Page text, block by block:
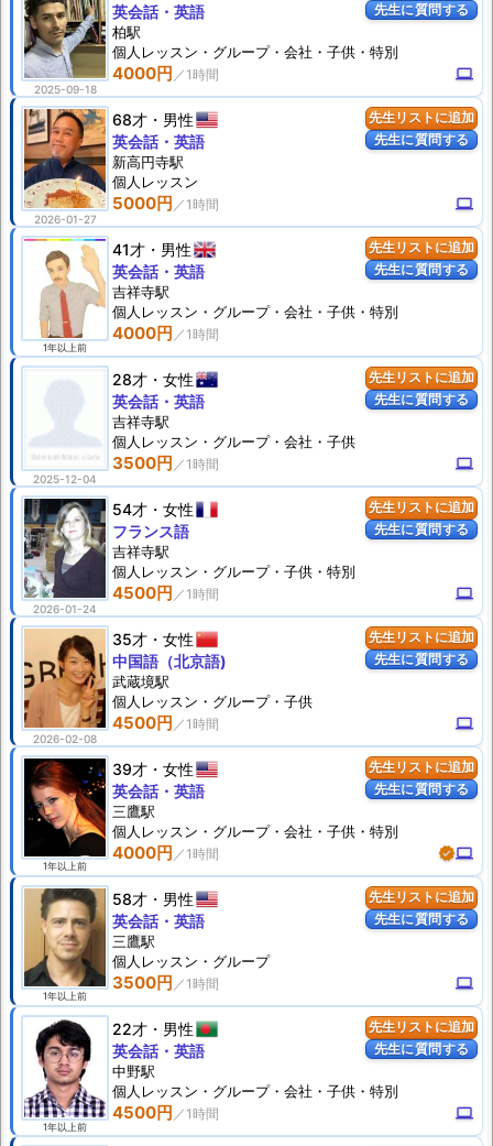
先生に質問する
2025-09-18
4000円 computer
英会話・英語
柏駅
個人 レッスン ・グループ・会社・子供・特別
先生リストに追加
先生に質問する
2026-01-27
68才 男性
5000円 computer
英会話・英語
新高円寺駅
個人 レッスン
先生リストに追加
先生に質問する
1年以上前
41才 男性
4000円
英会話・英語
吉祥寺駅
個人 レッスン ・グループ・会社・子供・特別
先生リストに追加
先生に質問する
2025-12-04
28才 女性
3500円 computer
英会話・英語
吉祥寺駅
個人 レッスン ・グループ・会社・子供
先生リストに追加
先生に質問する
2026-01-24
54才 女性
4500円 computer
フランス語
吉祥寺駅
個人 レッスン ・グループ・子供・特別
先生リストに追加
先生に質問する
2026-02-08
35才 女性
4500円 computer
中国語（北京語)
武蔵境駅
個人 レッスン ・グループ・子供
先生リストに追加
先生に質問する
1年以上前
39才 女性
4000円 verifiedcomputer
英会話・英語
三鷹駅
個人 レッスン ・グループ・会社・子供・特別
先生リストに追加
先生に質問する
1年以上前
58才 男性
3500円 computer
英会話・英語
三鷹駅
個人 レッスン ・グループ
先生リストに追加
先生に質問する
1年以上前
22才 男性
4500円 computer
英会話・英語
中野駅
個人 レッスン ・グループ・会社・子供・特別